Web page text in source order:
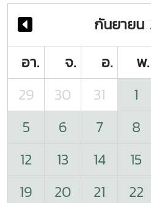
กันยายน
อา.
จ. อ. พ.
29
30 31 1
5
6 7 8
12
13 14 15
19
20 21 22